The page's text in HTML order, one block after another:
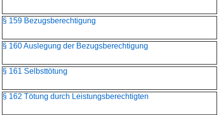
§ 159 Bezugsberechtigung
§ 160 Auslegung der Bezugsberechtigung
§ 161 Selbsttötung
§ 162 Tötung durch Leistungsberechtigten